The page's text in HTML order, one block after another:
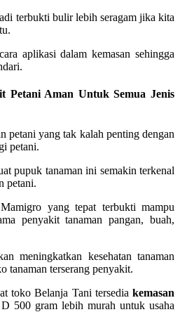
terbukti bulir lebih seragam jika kita
aplikasi dalam kemasan sehingga
Petani Aman Untuk Semua Jenis
petani yang tak kalah penting dengan
petani.
pupuk tanaman ini semakin terkenal
petani.
yang tepat terbukti mampu
penyakit tanaman pangan, buah,
meningkatkan kesehatan tanaman
tanaman terserang penyakit.
toko Belanja Tani tersedia kemasan
500 gram lebih murah untuk usaha